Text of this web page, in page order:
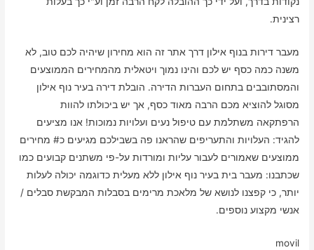
רצינית.
מעבר דירות בנוף אילון דרך אתר זה הוא מחירון שיהיה לכם טוב, לא
משנה כמה כסף יש לכם והינו נמוך ויטאלית מהמחירים הממוצעים
והמסתובבים בתחום העברות הדירה. הובלת דירה בעיר נוף אילון
מסוגל להוציא מכם הרבה מאוד כסף, אך יש ביכולתו להוות
הרפתקאה משתלמת עם טיפול נעים ועלויות נמוכות! אנו מציעים
להגיד: העלויות והתעריפים שהראנו פה בשבילכם מגיעים כ# מחירים
ממוצעים שאמורים לעבור עליות ומורדות על-פי משתנים קבועים כמו
שכתבנו: מעבר בית בעיר נוף אילון ללא מעלית כדוגמה יכולה לעלות
יותר, כי קפצנו לנושא של מלאכת מרימים בסבלות המבקשת סבלים /
אנשי מקצוע נוספים.
movil